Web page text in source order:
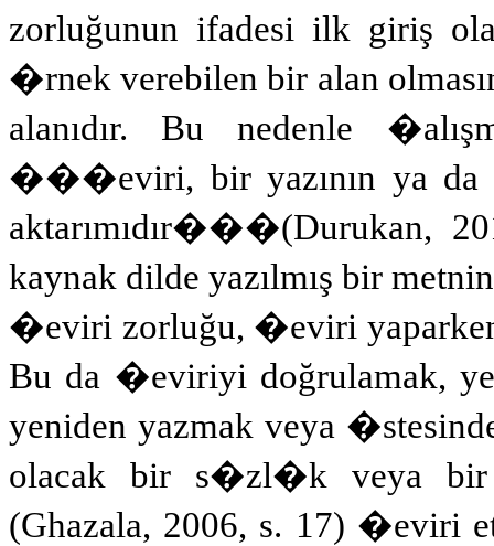
zorluğunun ifadesi ilk giriş
�rnek verebilen bir alan
alanıdır. Bu nedenle
���eviri, bir yazının ya da
aktarımıdır���(Durukan,
kaynak dilde yazılmış bir
�eviri zorluğu, �eviri yaparken
Bu da �eviriyi doğrulamak,
yeniden yazmak veya
olacak bir s�zl�k veya bir
(Ghazala, 2006, s. 17) �eviri